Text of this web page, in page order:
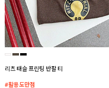
리츠 태슬 프린팅 반팔 티
#활용도만점